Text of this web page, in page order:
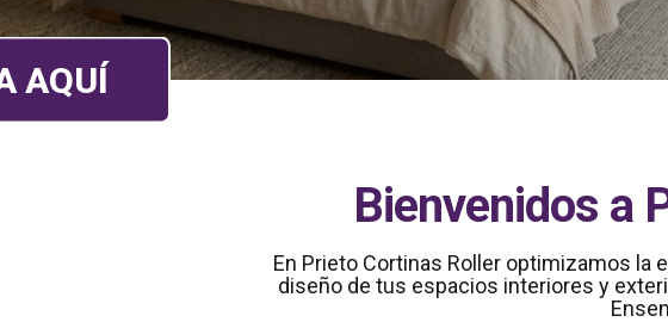
AQUÍ
Bienvenidos a
En Prieto Cortinas Roller optimizamos la
diseño de tus espacios interiores y